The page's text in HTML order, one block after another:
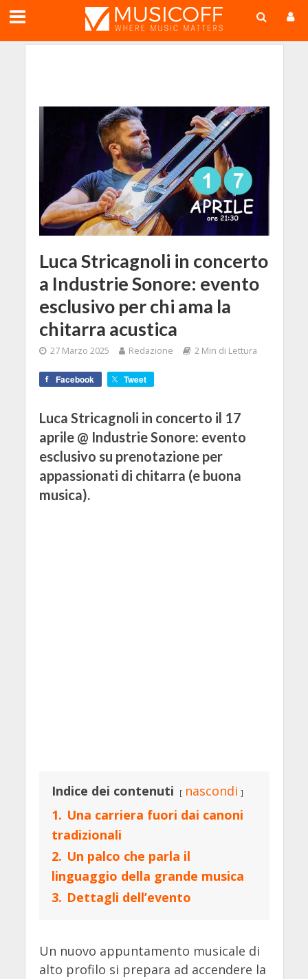
Luca Stricagnoli in concerto
a Industrie Sonore: evento
esclusivo per chi ama la
chitarra acustica
27 Marzo 2025 Redazione 2 Min di Lettura
Facebook Tweet
Luca Stricagnoli in concerto il 17
aprile @ Industrie Sonore: evento
esclusivo su prenotazione per
appassionati di chitarra (e buona
musica).
Indice dei contenuti
nascondi
1. Una carriera fuori dai canoni
tradizionali
2. Un palco che parla il
linguaggio della grande musica
3. Dettagli dell’evento
Un nuovo appuntamento musicale di
alto profilo si prepara ad accendere la